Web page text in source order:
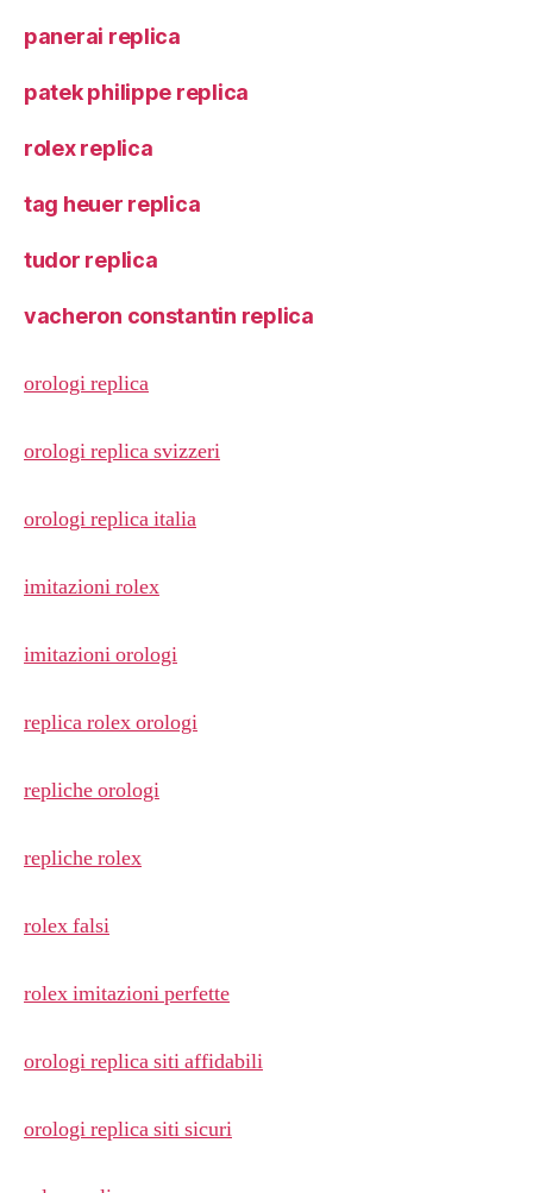
panerai replica
patek philippe replica
rolex replica
tag heuer replica
tudor replica
vacheron constantin replica
orologi replica
orologi replica svizzeri
orologi replica italia
imitazioni rolex
imitazioni orologi
replica rolex orologi
repliche orologi
repliche rolex
rolex falsi
rolex imitazioni perfette
orologi replica siti affidabili
orologi replica siti sicuri